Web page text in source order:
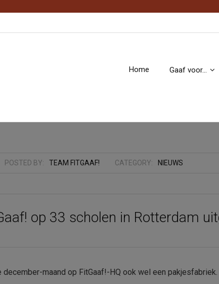
Home Gaaf voor…
POSTED BY: TEAM FITGAAF! CATEGORY: NIEUWS
op 33 scholen in Rotterdam
december-maand op FitGaaf!-HQ ook wel een pakjesfabriek.